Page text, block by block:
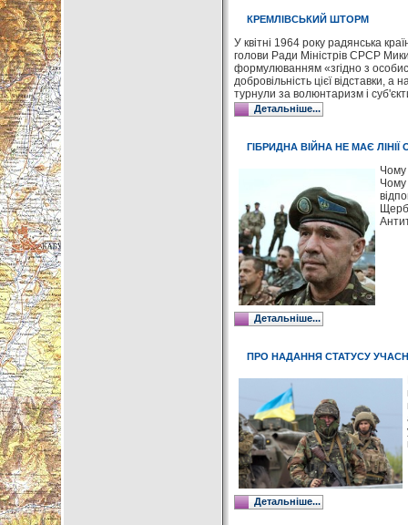
КРЕМЛІВСЬКИЙ ШТОРМ
У квітні 1964 року радянська
голови Ради Міністрів СРСР
формулюванням «згідно з
добровільність цієї відставки,
турнули за волюнтаризм і
Детальніше...
ГІБРИДНА ВІЙНА НЕ МАЄ ЛІНІЇ
Чому
Чому
Детальніше...
ПРО НАДАННЯ СТАТУСУ
Детальніше...